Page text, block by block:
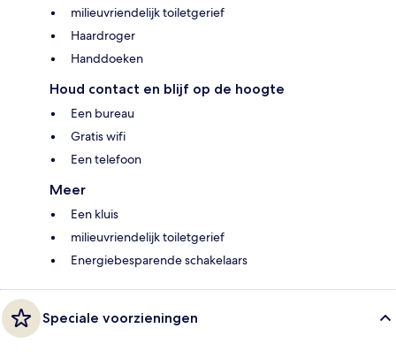
milieuvriendelijk toiletgerief
Haardroger
Handdoeken
Houd contact en blijf op de hoogte
Een bureau
Gratis wifi
Een telefoon
Meer
Een kluis
milieuvriendelijk toiletgerief
Energiebesparende schakelaars
Speciale voorzieningen